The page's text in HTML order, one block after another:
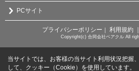
PCサイト
プライバシーポリシー 利用規約
Copyright(c) 合同会社ベアクル All
当サイトでは、お客様の当サイト利用状況把握
して、クッキー（Cookie）を使用しています。